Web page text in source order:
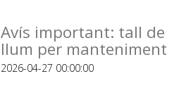
Avís important: tall de
llum per manteniment
2026-04-27 00:00:00